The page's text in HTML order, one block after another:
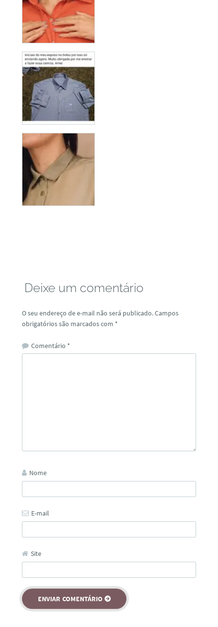
Deixe um comentário
O seu endereço de e-mail não será publicado.Campos
obrigatórios são marcados com *
Comentário *
Nome
E-mail
Site